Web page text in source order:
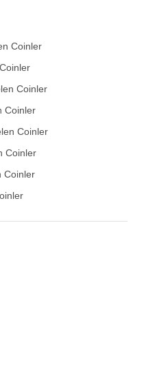
Coinler
Coinler
Coinler
Coinler
Coinler
Coinler